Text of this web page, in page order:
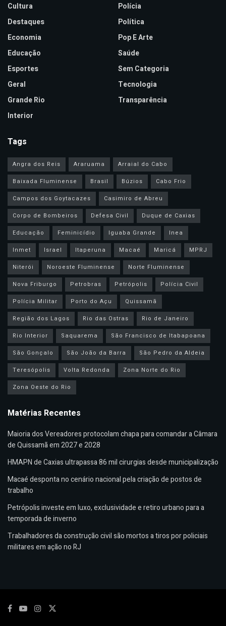
Cultura
Destaques
Economia
Educação
Esportes
Geral
Grande Rio
Interior
Polícia
Política
Pop E Arte
Saúde
Sem Categoria
Tecnologia
Transparência
Tags
Angra dos Reis Araruama
Arraial do Cabo
Baixada Fluminense
Brasil Búzios
Cabo Frio
Campos dos Goytacazes
Casimiro de Abreu
Corpo de Bombeiros
Defesa Civil
Duque de Caxias
Educação
Feminicídio Iguaba Grande
Inea
Inmet
Israel Itaperuna Macaé Maricá
MPRJ
Niterói
Noroeste Fluminense
Norte Fluminense
Nova Friburgo
Petrobras Petrópolis
Polícia Civil
Polícia Militar
Porto do Açu
Quissamã
Região dos Lagos
Rio das Ostras
Rio de Janeiro
Rio Interior
Saquarema
São Francisco de Itabapoana
São Gonçalo
São João da Barra
São Pedro da Aldeia
Teresópolis
Volta Redonda
Zona Norte do Rio
Zona Oeste do Rio
Matérias Recentes
Maioria dos Vereadores protocolam chapa para comandar a Câmara
de Quissamã em 2027 e 2028
HMAPN de Caxias ultrapassa 86 mil cirurgias desde municipalização
Macaé desponta no cenário nacional pela criação de postos de
trabalho
Petrópolis investe em luxo, exclusividade e retiro urbano para a
temporada de inverno
Trabalhadores da construção civil são mortos a tiros por policiais
militares em ação no RJ